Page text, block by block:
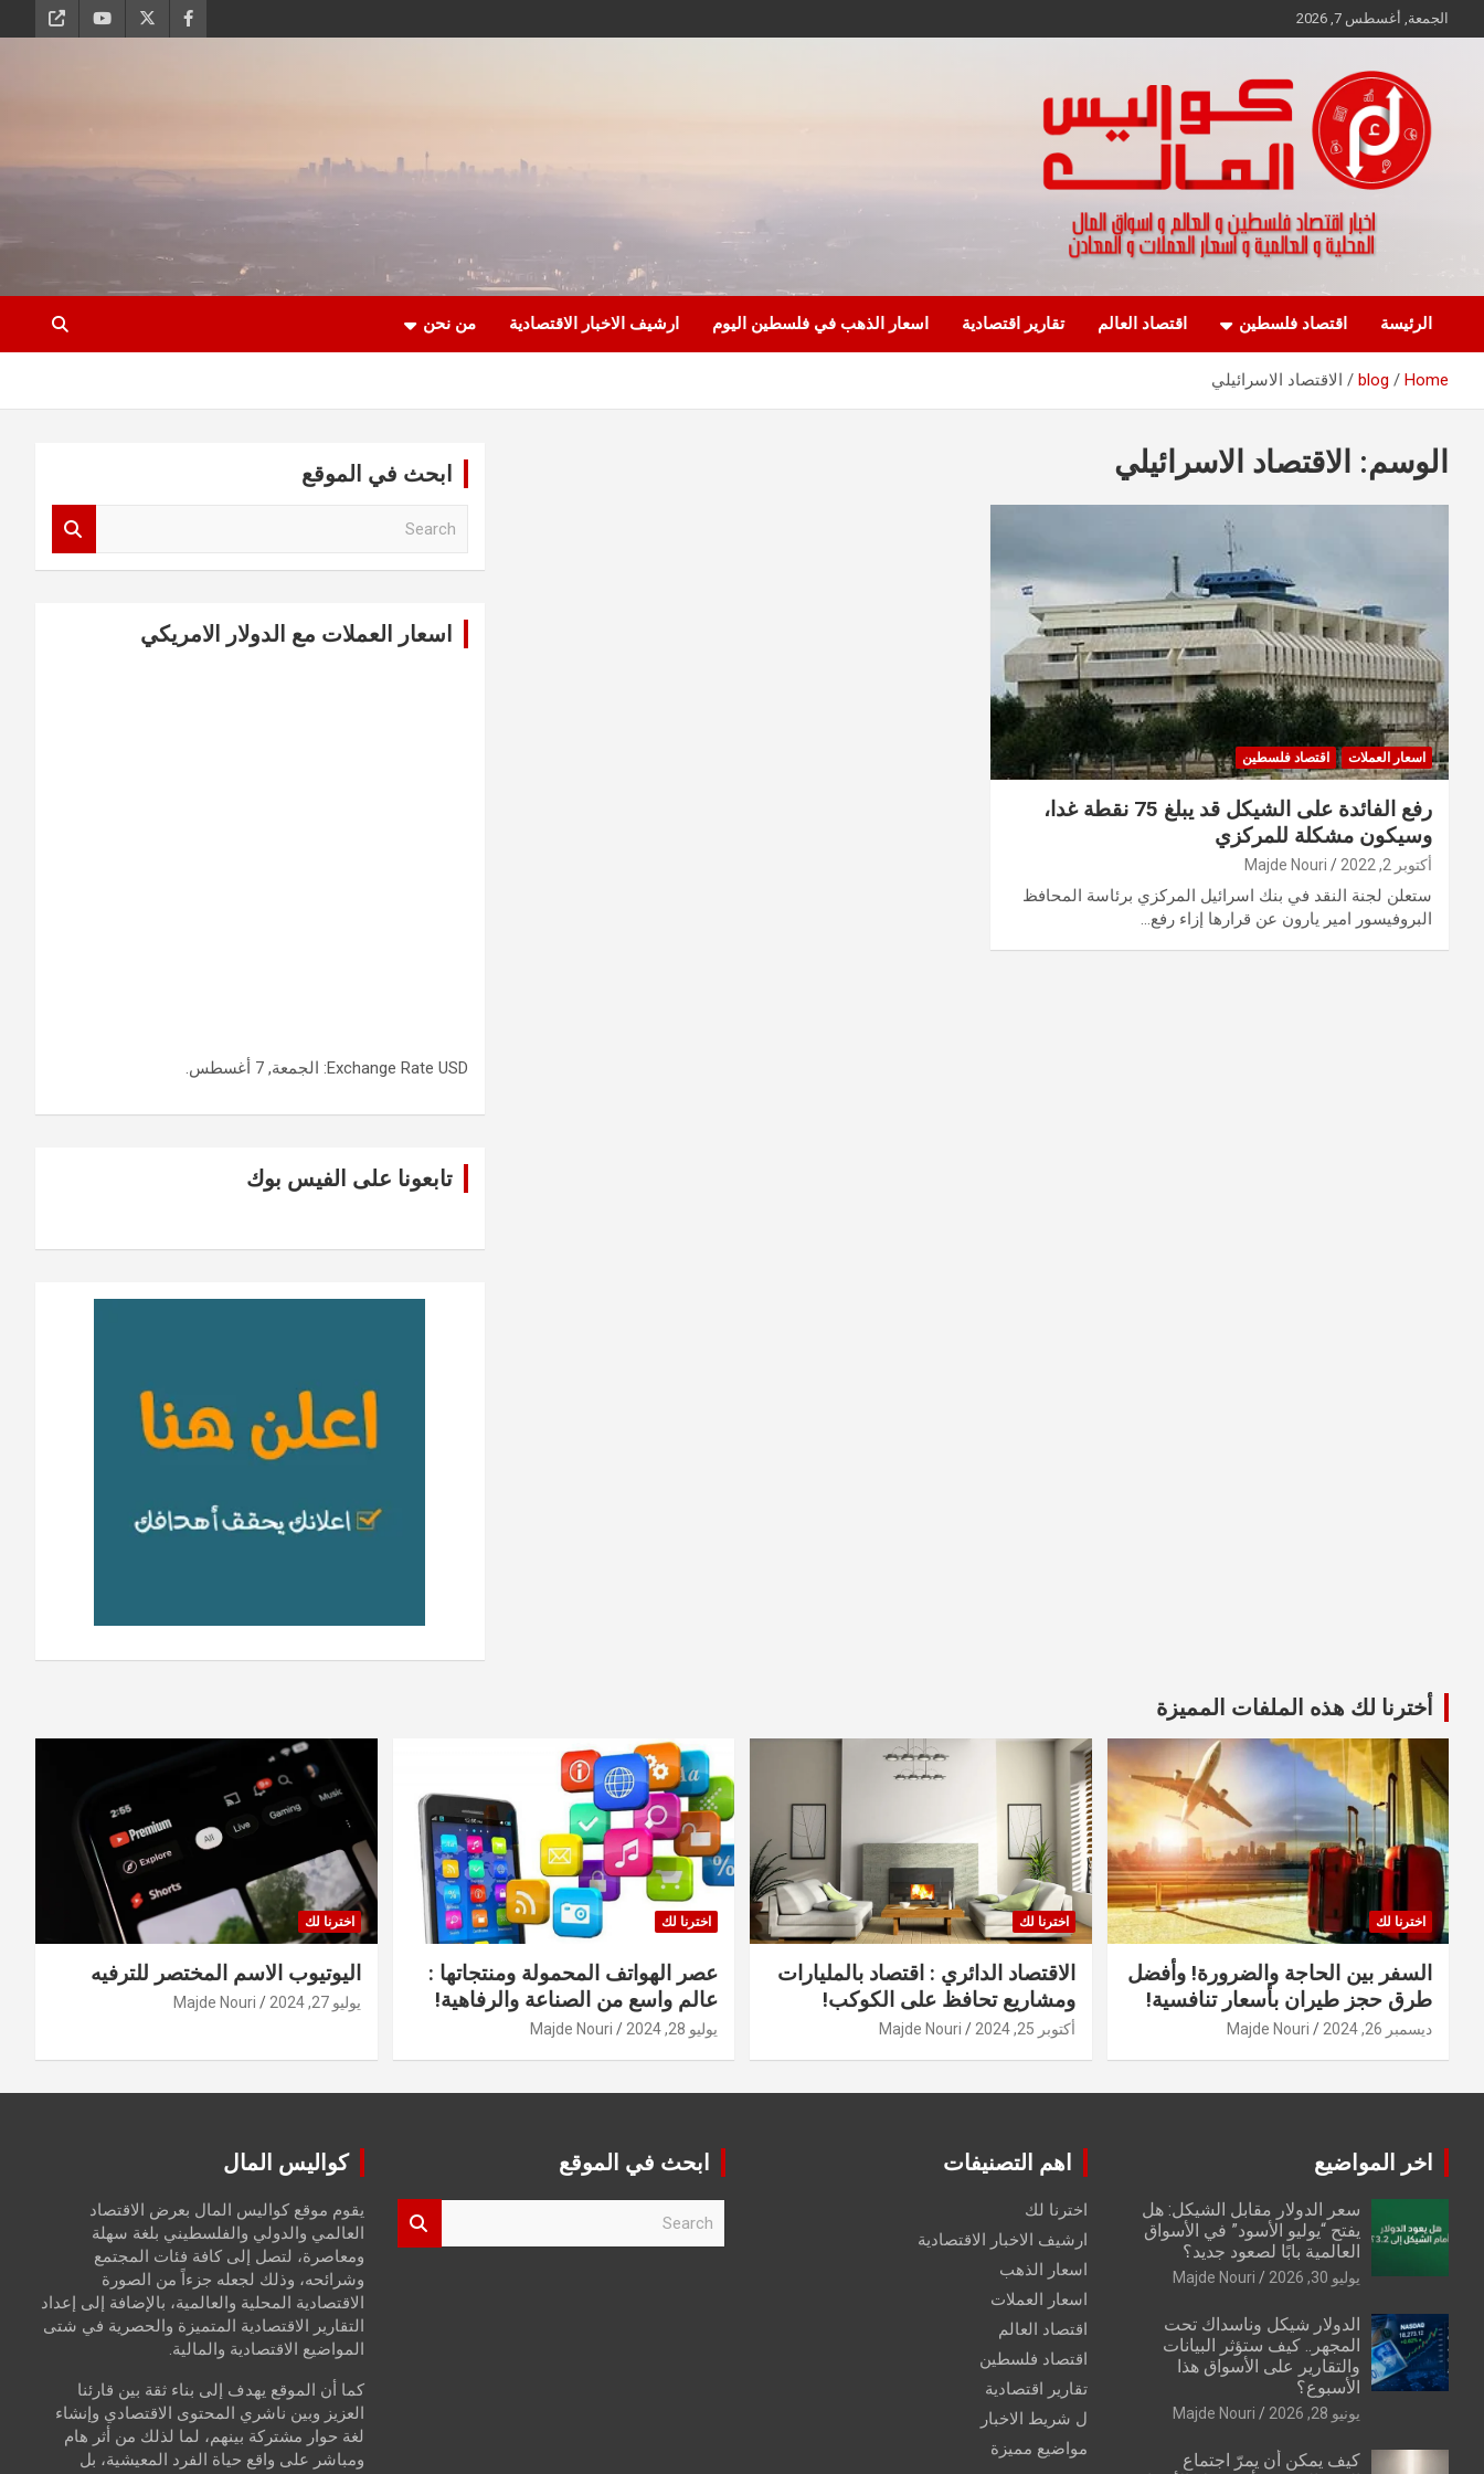
to
الجمعة, أغسطس 7, 2026
كواليس المال
الرئيسة اقتصاد فلسطين اقتصاد العالم تقارير اقتصادية اسعار الذهب في فلسطين اليوم ارشيف الاخبار الاقتصادية من نحن
Home
blog الاقتصاد الاسرائيلي
الوسم: الاقتصاد الاسرائيلي
اسعار العملات اقتصاد فلسطين
رفع الفائدة على الشيكل قد يبلغ 75 نقطة غدا،
وسيكون مشكلة للمركزي
أكتوبر 2, 2022 Majde Nouri
ستعلن لجنة النقد في بنك اسرائيل المركزي برئاسة المحافظ
البروفيسور امير يارون عن قرارها إزاء رفع…
ابحث في الموقع
اسعار العملات مع الدولار الامريكي
Exchange Rate USD : الجمعة, 7 أغسطس.
تابعونا على الفيس بوك
أخترنا لك هذه الملفات المميزة
اخترنا لك
السفر بين الحاجة والضرورة! وأفضل
طرق حجز طيران بأسعار تنافسية!
ديسمبر 26, 2024 Majde Nouri
اخترنا لك
الاقتصاد الدائري : اقتصاد بالمليارات
ومشاريع تحافظ على الكوكب!
أكتوبر 25, 2024 Majde Nouri
اخترنا لك
عصر الهواتف المحمولة ومنتجاتها :
عالم واسع من الصناعة والرفاهية!
يوليو 28, 2024 Majde Nouri
اخترنا لك
اليوتيوب الاسم المختصر للترفيه
يوليو 27, 2024 Majde Nouri
اخر المواضيع
سعر الدولار مقابل الشيكل: هل
يفتح “يوليو الأسود” في الأسواق
العالمية بابًا لصعود جديد؟
يوليو 30, 2026 Majde Nouri
الدولار شيكل وناسداك تحت
المجهر.. كيف ستؤثر البيانات
والتقارير على الأسواق هذا
الأسبوع؟
يونيو 28, 2026 Majde Nouri
كيف يمكن أن يمرّ اجتماع
اهم التصنيفات
اخترنا لك
ارشيف الاخبار الاقتصادية
اسعار الذهب
اسعار العملات
اقتصاد العالم
اقتصاد فلسطين
تقارير اقتصادية
ل شريط الاخبار
مواضيع مميزة
ابحث في الموقع كواليس المال
يقوم موقع كواليس المال بعرض الاقتصاد
العالمي والدولي والفلسطيني بلغة سهلة
ومعاصرة، لتصل إلى كافة فئات المجتمع
وشرائحه، وذلك لجعله جزءاً من الصورة
الاقتصادية المحلية والعالمية، بالإضافة إلى إعداد
التقارير الاقتصادية المتميزة والحصرية في شتى
المواضيع الاقتصادية والمالية.
كما أن الموقع يهدف إلى بناء ثقة بين قارئنا
العزيز وبين ناشري المحتوى الاقتصادي وإنشاء
لغة حوار مشتركة بينهم، لما لذلك من أثر هام
ومباشر على واقع حياة الفرد المعيشية، بل